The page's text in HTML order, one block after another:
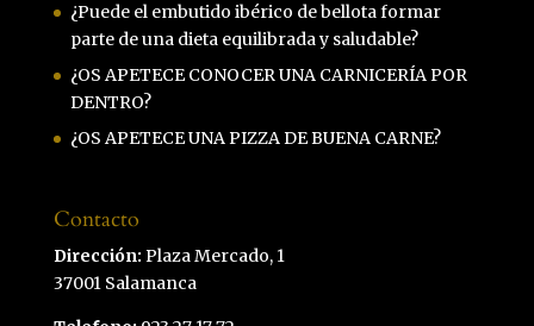
¿Puede el embutido ibérico de bellota formar
parte de una dieta equilibrada y saludable?
¿OS APETECE CONOCER UNA CARNICERÍA POR
DENTRO?
¿OS APETECE UNA PIZZA DE BUENA CARNE?
Contacto
Dirección: Plaza Mercado, 1
37001 Salamanca